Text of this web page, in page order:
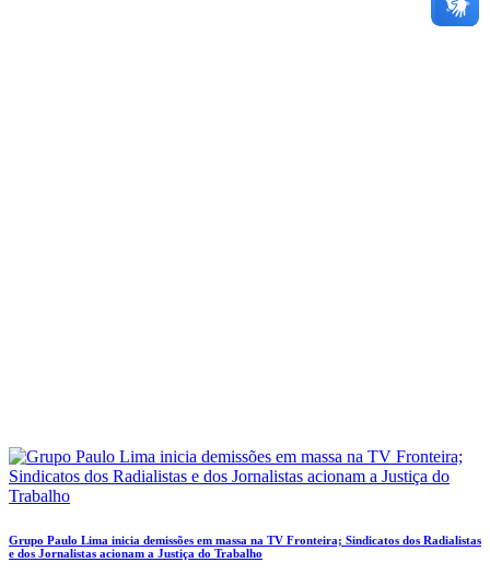
Grupo Paulo Lima inicia demissões em massa na TV Fronteira; Sindicatos dos Radialistas
e dos Jornalistas acionam a Justiça do Trabalho